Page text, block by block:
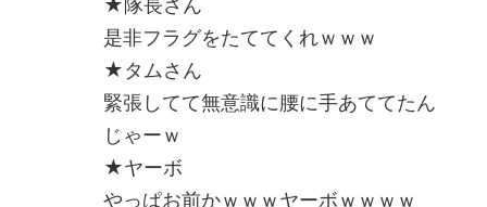
★隊長さん
是非フラグをたててくれｗｗｗ
★タムさん
緊張してて無意識に腰に手あててたん
じゃーｗ
★ヤーボ
やっぱお前かｗｗｗヤーボｗｗｗｗ